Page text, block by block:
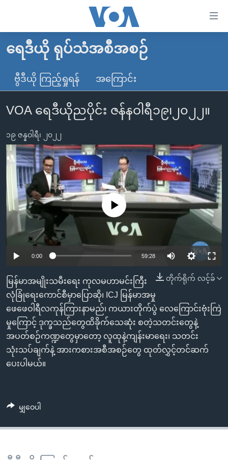
လွယ်ကူ
သည့်
များ
ပင်မ
အကြောင်းအရာ
သို့
ကျော်
ကြည့်
ရန်
ပင်မ
ညွန်း
စာမျက်နှာ
ကျော်
ကြည့်
ရန်
ရှာဖွေ
ရန်
နေရာ
သို့
မူလစာမျက်နှာ
မြန်မာ
ကမ္ဘာ့သတင်းများ
နိုင်ငံတကာ
တရုတ်
အစ္စရေး-ပါလက်စတိုင်း
ဗွီဒီယို
ရပ်ဝန်းတခု လမ်းတခု အလွန်
အင်္ဂလိပ်စာလေ့လာမယ်
အမေရိကန်သုံးအီဒီယံ
မကြေးမုံရဲ့ အင်္ဂလိပ်စာ
ရုပ်ရှင်ထဲက အင်္ဂလိပ်စာ
သုတပဒေသာ အင်္ဂလိပ်စာ
အပတ်စဉ်ကဏ္ဍများ
ရေဒီယို
တီဗွီ
ရေဒီယိုနှင့်ရုပ်သံ အချက်အလက်များ
ရေဒီယို/တီဗွီအစီအစဉ်
Learning English
ဘာသာစကားများ
ရေဒီယို ရုပ်သံအစီအစဉ်
ဗွီဒီယို ကြည့်ရှုရန် အကြောင်း
VOA ရေဒီယိုညပိုင်း ဇန်နဝါရီ၁၉၊၂၀၂၂။
၁၉ ဇန္နဝါရီ၊ ၂၀၂၂
No media source currently available
0:00 59:28
တိုက်ရိုက် လင့်ခ်
မြန်မာအမျိုးသမီးရေး ကုလမဟာမင်းကြီး
လုံခြုံရေးကောင်စီမှာပြောဆို၊ ICJ မြန်မာအမှု
ဖေဖေဝါရီလကုန်ကြားနာမည်၊ ကယားတိုက်ပွဲ လေကြောင်းဗုံးကြဲ
မှုကြောင့် ဒုက္ခသည်တွေထိခိုက်သေဆုံး စတဲ့သတင်းတွေနဲ့
အပတ်စဉ်ကဏ္ဍတွေမှာတော့ လူထုနဲ့ကျန်းမာရေး၊ သတင်း
သုံးသပ်ချက်နဲ့ အားကစားအစီအစဉ်တွေ ထုတ်လွှင့်တင်ဆက်
ပေးပါမယ်။
မျှဝေပါ